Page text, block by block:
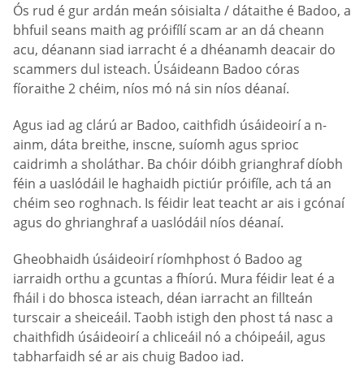
Ós rud é gur ardán meán sóisialta / dátaithe é Badoo, a
bhfuil seans maith ag próifílí scam ar an dá cheann
acu, déanann siad iarracht é a dhéanamh deacair do
scammers dul isteach. Úsáideann Badoo córas
fíoraithe 2 chéim, níos mó ná sin níos déanaí.
Agus iad ag clárú ar Badoo, caithfidh úsáideoirí a n-
ainm, dáta breithe, inscne, suíomh agus sprioc
caidrimh a sholáthar. Ba chóir dóibh grianghraf díobh
féin a uaslódáil le haghaidh pictiúr próifíle, ach tá an
chéim seo roghnach. Is féidir leat teacht ar ais i gcónaí
agus do ghrianghraf a uaslódáil níos déanaí.
Gheobhaidh úsáideoirí ríomhphost ó Badoo ag
iarraidh orthu a gcuntas a fhíorú. Mura féidir leat é a
fháil i do bhosca isteach, déan iarracht an fillteán
turscair a sheiceáil. Taobh istigh den phost tá nasc a
chaithfidh úsáideoirí a chliceáil nó a chóipeáil, agus
tabharfaidh sé ar ais chuig Badoo iad.